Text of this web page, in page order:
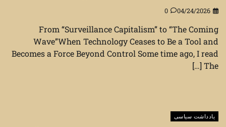
04/24/2026
0
From “Surveillance Capitalism” to “The Coming
Wave”When Technology Ceases to Be a Tool and
Becomes a Force Beyond Control Some time ago, I read
The […]
یادداشت سیاسی